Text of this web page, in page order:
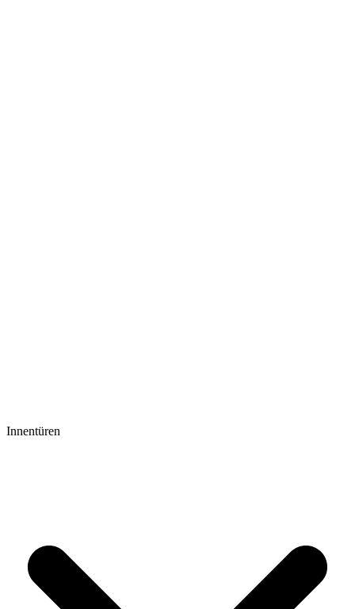
Innentüren